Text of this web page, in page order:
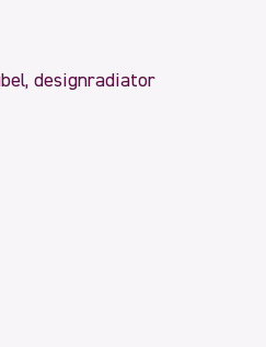
designradiator